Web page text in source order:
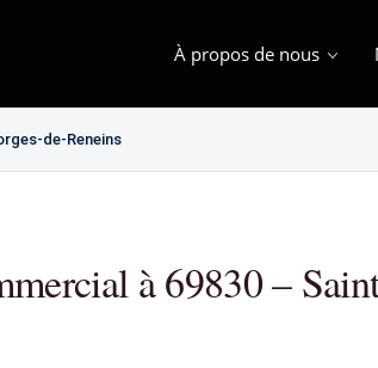
À propos de nous
de-Reneins
à 69830 –